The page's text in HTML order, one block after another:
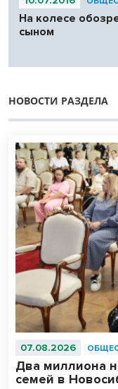
На колесе
сыном
НОВОСТИ РАЗДЕЛА
07.08.2026
Два миллиона
семей в